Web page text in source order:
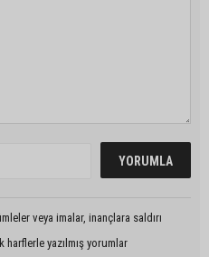
veya imalar, inançlara saldırı
yazılmış yorumlar